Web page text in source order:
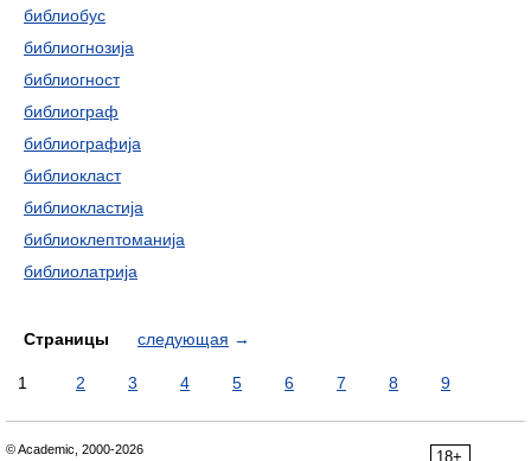
библиобус
библиогнозија
библиогност
библиограф
библиографија
библиокласт
библиокластија
библиоклептоманија
библиолатрија
Страницы следующая →
1 2 3 4 5 6 7 8 9
18+
© Academic, 2000-2026